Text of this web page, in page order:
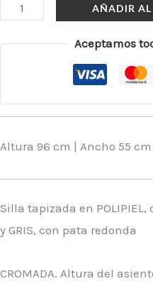
AÑADIR
Aceptamos
Altura 96 cm | Ancho 55 cm
Silla tapizada en POLIPIEL,
y GRIS, con pata redonda
CROMADA. Altura del